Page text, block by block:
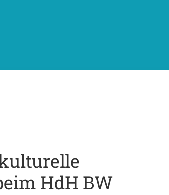
HdH BW